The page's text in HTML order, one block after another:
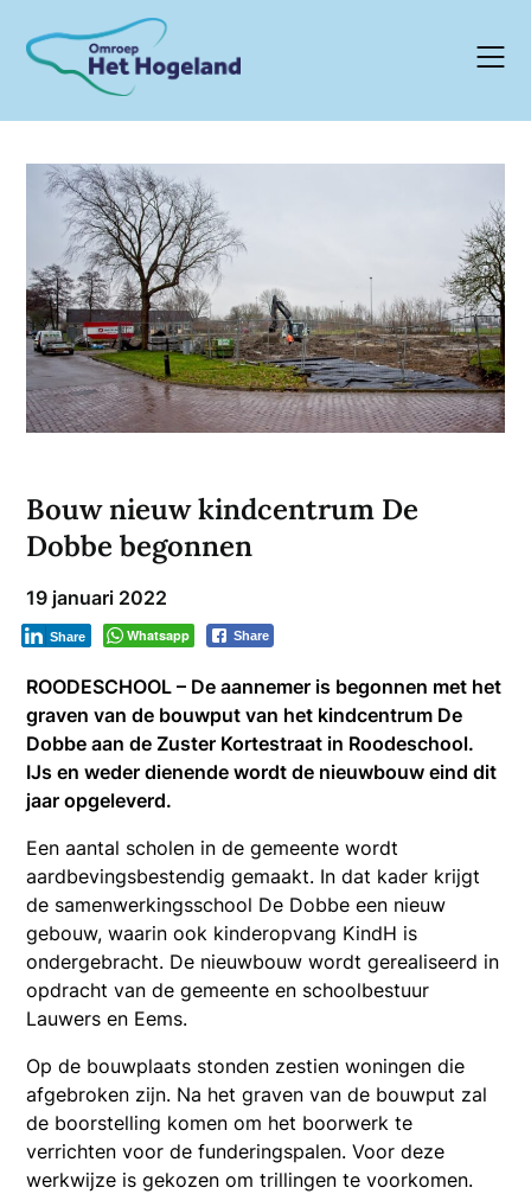
content
Bouw nieuw kindcentrum De
Dobbe begonnen
19 januari 2022
Whatsapp Share
Share
ROODESCHOOL – De aannemer is begonnen met het
graven van de bouwput van het kindcentrum De
Dobbe aan de Zuster Kortestraat in Roodeschool.
IJs en weder dienende wordt de nieuwbouw eind dit
jaar opgeleverd.
Een aantal scholen in de gemeente wordt
aardbevingsbestendig gemaakt. In dat kader krijgt
de samenwerkingsschool De Dobbe een nieuw
gebouw, waarin ook kinderopvang KindH is
ondergebracht. De nieuwbouw wordt gerealiseerd in
opdracht van de gemeente en schoolbestuur
Lauwers en Eems.
Op de bouwplaats stonden zestien woningen die
afgebroken zijn. Na het graven van de bouwput zal
de boorstelling komen om het boorwerk te
verrichten voor de funderingspalen. Voor deze
werkwijze is gekozen om trillingen te voorkomen.